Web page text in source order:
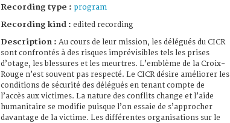
Recording type : program
Recording kind : edited recording
Description : Au cours de leur mission, les délégués du CICR
sont confrontés à des risques imprévisibles tels les prises
d’otage, les blessures et les meurtres. L’emblème de la Croix-
Rouge n’est souvent pas respecté. Le CICR désire améliorer les
conditions de sécurité des délégués en tenant compte de
l’accès aux victimes. La nature des conflits change et l’aide
humanitaire se modifie puisque l’on essaie de s’approcher
davantage de la victime. Les différentes organisations sur le